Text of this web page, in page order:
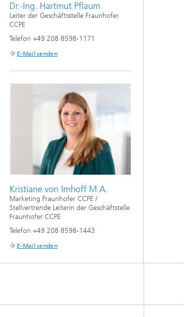
Application and
Business and
Dr.-Ing. Hartmut Pflaum
Leiter der Geschäftsstelle Fraunhofer
CCPE
Telefon +49 208 8598-1171
E-Mail senden
Kristiane von Imhoff M.A.
Marketing Fraunhofer CCPE /
Stellvertrende Leiterin der Geschäftstelle
Fraunhofer CCPE
Telefon +49 208 8598-1443
E-Mail senden